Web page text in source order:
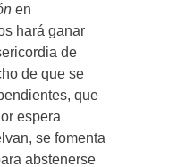
en
hará ganar
de
de que se
que
espera
se fomenta
abstenerse